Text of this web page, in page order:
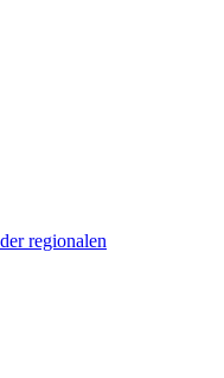
regionalen